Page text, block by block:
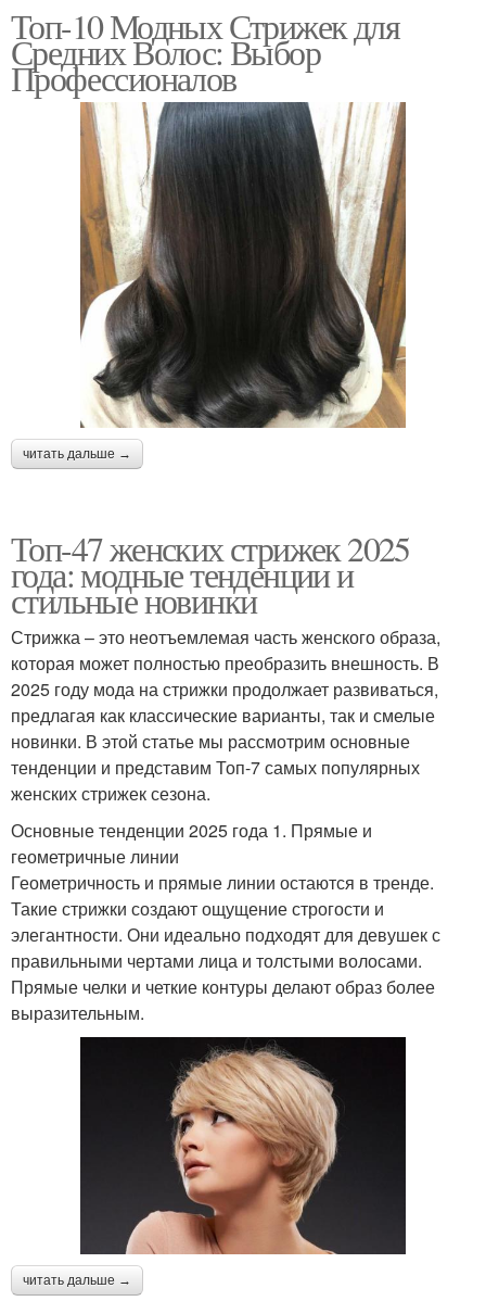
Топ-10 Модных Стрижек для
Средних Волос: Выбор
Профессионалов
читать дальше →
Топ-47 женских стрижек 2025
года: модные тенденции и
стильные новинки
Стрижка – это неотъемлемая часть женского образа,
которая может полностью преобразить внешность. В
2025 году мода на стрижки продолжает развиваться,
предлагая как классические варианты, так и смелые
новинки. В этой статье мы рассмотрим основные
тенденции и представим Топ-7 самых популярных
женских стрижек сезона.
Основные тенденции 2025 года 1. Прямые и
геометричные линии
Геометричность и прямые линии остаются в тренде.
Такие стрижки создают ощущение строгости и
элегантности. Они идеально подходят для девушек с
правильными чертами лица и толстыми волосами.
Прямые челки и четкие контуры делают образ более
выразительным.
читать дальше →